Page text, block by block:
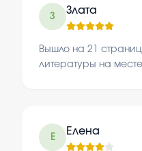
З
Злата
Вышло на 21
литературы на
Е
Елена